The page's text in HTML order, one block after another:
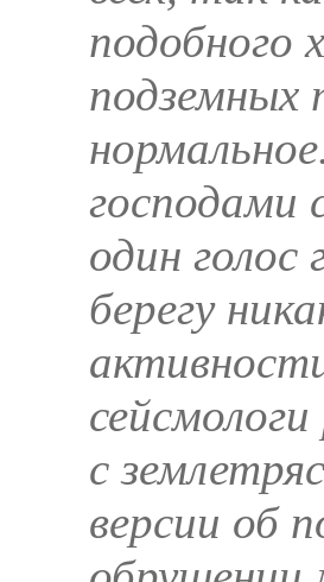
подобного
подземных
господами
один
берегу
с
версии об